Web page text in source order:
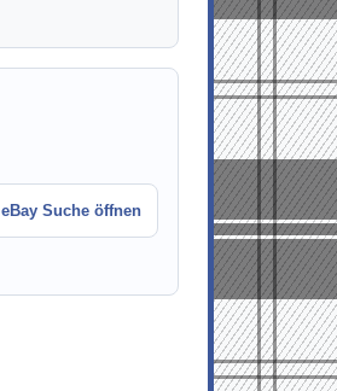
eBay Suche öffnen